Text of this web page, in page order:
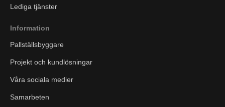
Lediga tjänster
Information
Pallställsbyggare
Projekt och kundlösningar
Våra sociala medier
Samarbeten